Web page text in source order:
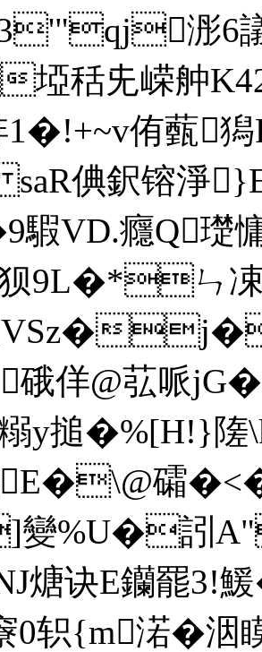
浵6
秳兂嵘舯
侑薽獡
倎鈬镕淨
騢VD.癮Q璴
9L�*ㄣ
VSz�j�K
硪佯@苰哌
搥�%[H!}隓
礵
%U�訠A"
煻诀E钄罷3!鰀
轵{m渃�洇